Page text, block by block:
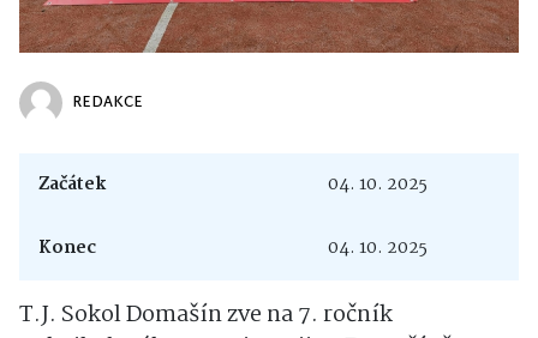
REDAKCE
Začátek 04. 10. 2025
Konec 04. 10. 2025
T.J. Sokol Domašín zve na 7. ročník